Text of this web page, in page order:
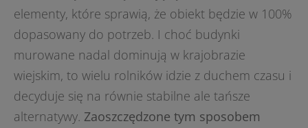
elementy, które sprawią, że obiekt będzie w 100%
dopasowany do potrzeb. I choć budynki
murowane nadal dominują w krajobrazie
wiejskim, to wielu rolników idzie z duchem czasu i
decyduje się na równie stabilne ale tańsze
alternatywy. Zaoszczędzone tym sposobem